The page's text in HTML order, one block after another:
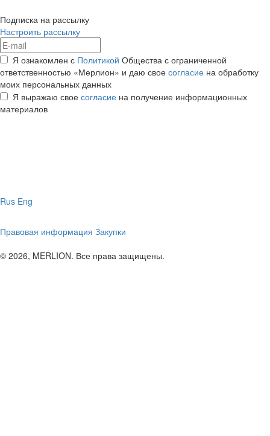
Подписка на рассылку
Настроить рассылку
Я ознакомлен с Политикой Общества с ограниченной
ответственностью «Мерлион» и даю свое согласие на обработку
моих персональных данных
Я выражаю свое согласие на получение информационных
материалов
Rus Eng
Правовая информация Закупки
© 2026, MERLION. Все права защищены.